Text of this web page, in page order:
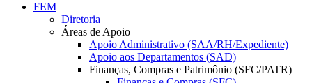
FEM
Diretoria
Áreas de Apoio
Apoio Administrativo (SAA/RH/Expediente)
Apoio aos Departamentos (SAD)
Finanças, Compras e Patrimônio (SFC/PATR)